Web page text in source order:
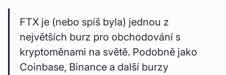
FTX je (nebo spíš byla) jednou z
největších burz pro obchodování s
kryptoměnami na světě. Podobně jako
Coinbase, Binance a další burzy